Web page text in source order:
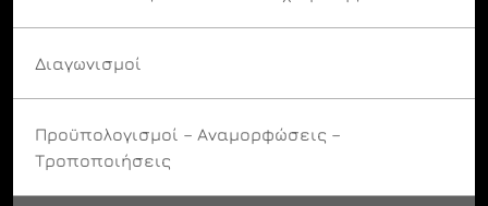
Διαγωνισμοί
Προϋπολογισμοί – Αναμορφώσεις –
Τροποποιήσεις